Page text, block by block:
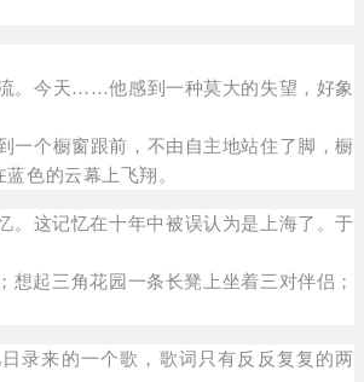
。今天……他感到一种莫大的失望，好象
一个橱窗跟前，不由自主地站住了脚，橱
色的云幕上飞翔。
。这记忆在十年中被误认为是上海了。于
起三角花园一条长凳上坐着三对伴侣；
录来的一个歌，歌词只有反反复复的两